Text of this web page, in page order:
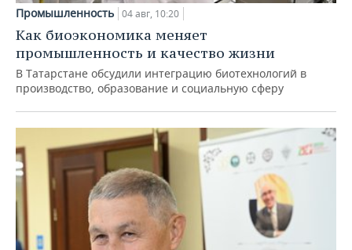
Промышленность 04 авг, 10:20
Как биоэкономика меняет
промышленность и качество жизни
В Татарстане обсудили интеграцию биотехнологий в
производство, образование и социальную сферу